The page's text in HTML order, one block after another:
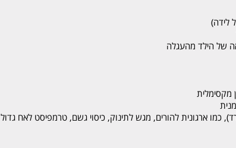
לידה)
של הילד מהעגלה
כמו ארגונית להורים, מגש לתינוק, כיסוי גשם, טרמפיסט לאח גדול